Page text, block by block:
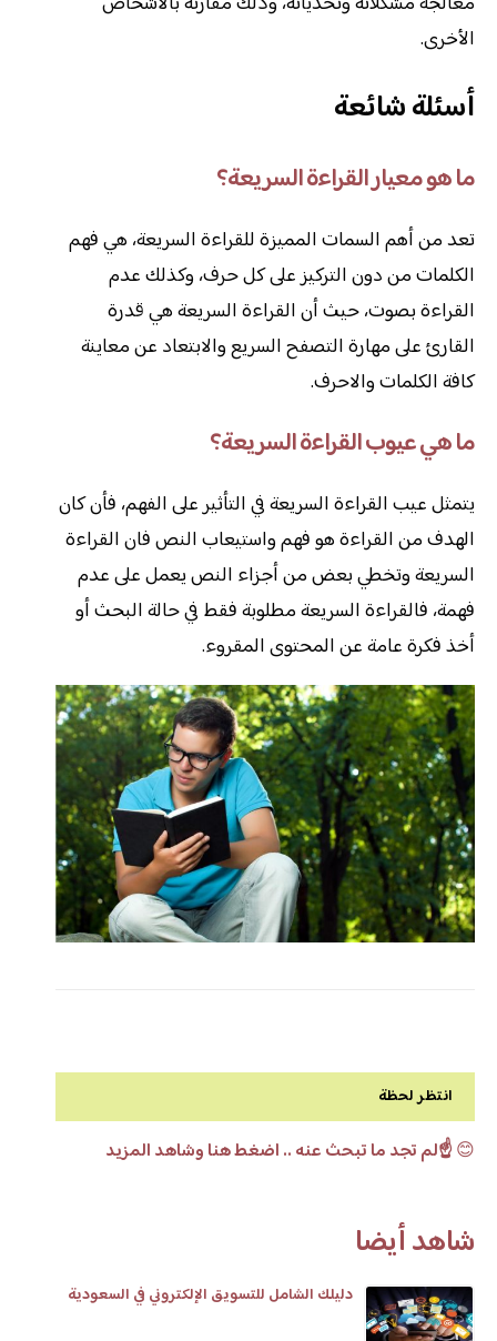
الأخرى.
أسئلة شائعة
ما هو معيار القراءة السريعة؟
تعد من أهم السمات المميزة للقراءة السريعة، هي فهم
الكلمات من دون التركيز على كل حرف، وكذلك عدم
القراءة بصوت، حيث أن القراءة السريعة هي قدرة
القارئ على مهارة التصفح السريع والابتعاد عن معاينة
كافة الكلمات والاحرف.
ما هي عيوب القراءة السريعة؟
يتمثل عيب القراءة السريعة في التأثير على الفهم، فأن كان
الهدف من القراءة هو فهم واستيعاب النص فان القراءة
السريعة وتخطي بعض من أجزاء النص يعمل على عدم
فهمة، فالقراءة السريعة مطلوبة فقط في حالة البحث أو
أخذ فكرة عامة عن المحتوى المقروء.
انتظر لحظة
😊☝️لم تجد ما تبحث عنه .. اضغط هنا وشاهد المزيد
شاهد أيضا
دليلك الشامل للتسويق الإلكتروني في السعودية